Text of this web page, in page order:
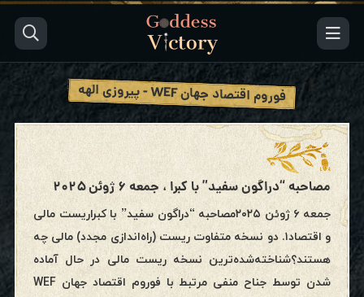
فوروم اقتصاد جهان WEF - پیروزی الهه
مصاحبه “دراگون سفید” با کبرا ، جمعه ۶ ژوئن ۲۰۲۵
جمعه ۶ ژوئن ۲۰۲۵مصاحبه “دراگون سفید” با کبراریست مالی
و اقتصاد۱. دو نسخه متفاوت ریست (راه‌اندازی مجدد) مالی چه
هستند؟شناخته‌شده‌ترین نسخه ریست مالی در حال آماده
شدن توسط جناح منفی مرتبط با فوروم اقتصاد جهان WEF